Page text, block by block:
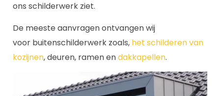
ons schilderwerk ziet.
De meeste aanvragen ontvangen wij
voor buitenschilderwerk zoals, het schilderen van
kozijnen, deuren, ramen endakkapellen.